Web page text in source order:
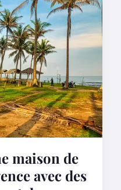
maison de
avec des